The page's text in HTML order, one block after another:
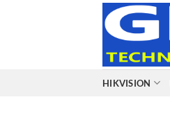
HIKVISION